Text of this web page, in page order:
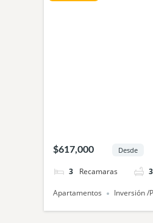
$617,000 Desde
3 camas 3
Apartamentos Inversión /